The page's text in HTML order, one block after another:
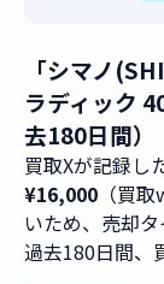
「シマノ
ラディック
去180日間）
買取Xが記録し
¥16,000 （買
いため、売却
過去180日間、